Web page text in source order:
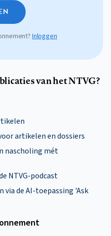
Inloggen
van het NTVG?
artikelen en dossiers
nascholing mét
NTVG-podcast
via de AI-toepassing 'Ask